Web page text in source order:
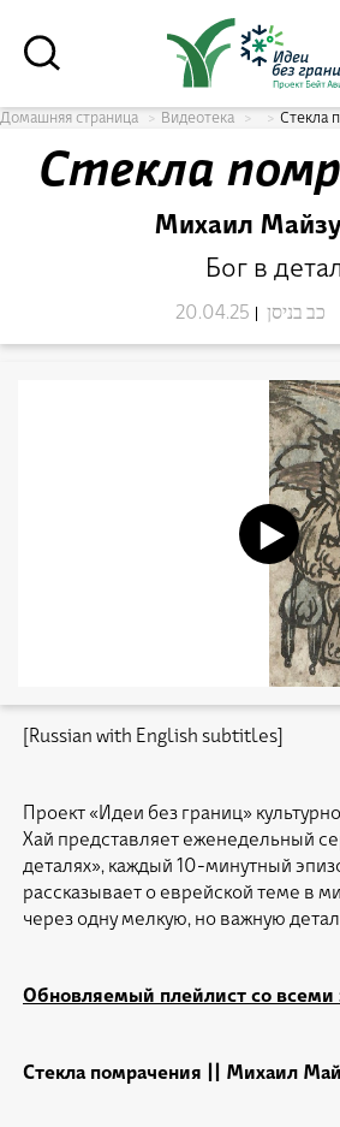
Домашняя страница Видеотека Стекла
Стекла
Михаил
Бог в
20.04.25 כב בניסן
[Russian with English subtitles]
Проект «Идеи без границ»
Хай представляет еженедельный
деталях», каждый 10-минутный
рассказывает о еврейской теме в
через одну мелкую, но важную
Обновляемый плейлист со всеми
Стекла помрачения || Михаил
לדעת מה קורה
כולם? - דף משוכפל
*Электронный
הרשמה